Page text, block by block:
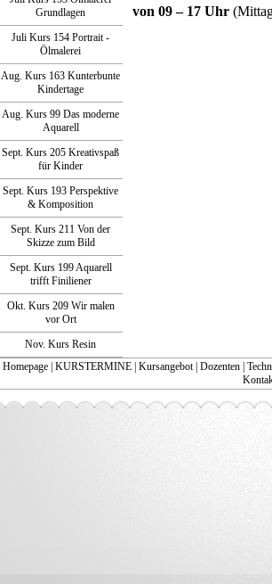
Grundlagen
Juli Kurs 154 Portrait -
Ölmalerei
Aug. Kurs 163 Kunterbunte
Kindertage
Aug. Kurs 99 Das moderne
Aquarell
Sept. Kurs 205 Kreativspaß
für Kinder
Sept. Kurs 193 Perspektive
& Komposition
Sept. Kurs 211 Von der
Skizze zum Bild
Sept. Kurs 199 Aquarell
trifft Finiliener
Okt. Kurs 209 Wir malen
vor Ort
Nov. Kurs Resin
von 09 – 17 Uhr
Homepage KURSTERMINE Kursangebot| Dozenten